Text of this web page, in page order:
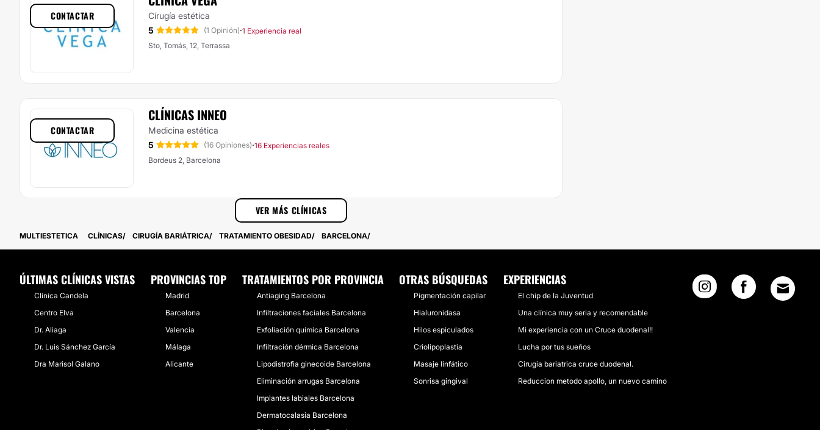
Cirugía estética
5
(1 Opinión)·1 Experiencia real
Sto, Tomás, 12, Terrassa
CONTACTAR
CLÍNICAS INNEO
Medicina estética
5
(16 Opiniones)·16 Experiencias reales
Bordeus 2, Barcelona
CONTACTAR
VER MÁS CLÍNICAS
MULTIESTETICA CLÍNICAS CIRUGÍA BARIÁTRICA TRATAMIENTO OBESIDAD BARCELONA
ÚLTIMAS CLÍNICAS VISTAS
Clínica Candela
Centro Elva
Dr. Aliaga
Dr. Luis Sánchez García
Dra Marisol Galano
PROVINCIAS TOP
Madrid
Barcelona
Valencia
Málaga
Alicante
TRATAMIENTOS POR PROVINCIA
Antiaging Barcelona
Infiltraciones faciales Barcelona
Exfoliación química Barcelona
Infiltración dérmica Barcelona
Lipodistrofia ginecoide Barcelona
Eliminación arrugas Barcelona
Implantes labiales Barcelona
Dermatocalasia Barcelona
OTRAS BÚSQUEDAS
Pigmentación capilar
Hialuronidasa
Hilos espiculados
Criolipoplastia
Masaje linfático
Sonrisa gingival
EXPERIENCIAS
El chip de la Juventud
Una clínica muy seria y recomendable
Mi experiencia con un Cruce duodenal!!
Lucha por tus sueños
Cirugia bariatrica cruce duodenal.
Reduccion metodo apollo, un nuevo camino